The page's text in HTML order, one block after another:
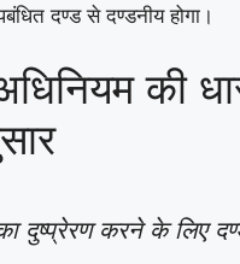
दण्ड से दण्डनीय होगा।
की
दुष्प्रेरण करने के लिए